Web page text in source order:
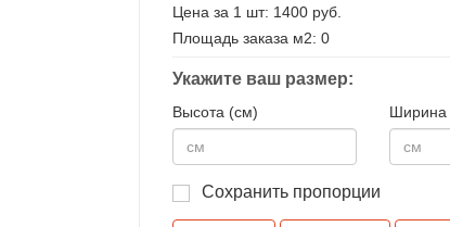
Цена за 1 шт: 1400 руб.
Площадь заказа м2: 0
Укажите ваш размер:
Высота (см) Ширина
Сохранить пропорции